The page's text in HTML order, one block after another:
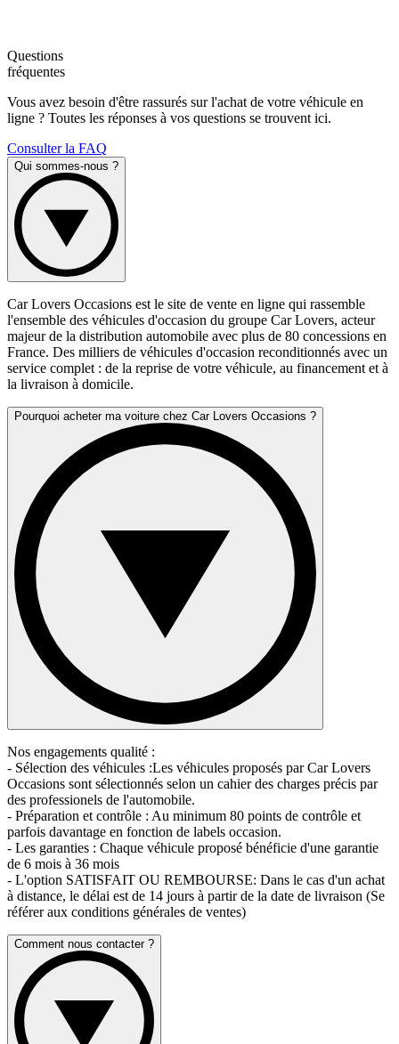
Questions
fréquentes
Vous avez besoin d'être rassurés sur l'achat de votre véhicule en
ligne ? Toutes les réponses à vos questions se trouvent ici.
Consulter la FAQ
Qui sommes-nous ?
Car Lovers Occasions est le site de vente en ligne qui rassemble
l'ensemble des véhicules d'occasion du groupe Car Lovers, acteur
majeur de la distribution automobile avec plus de 80 concessions en
France. Des milliers de véhicules d'occasion reconditionnés avec un
service complet : de la reprise de votre véhicule, au financement et à
la livraison à domicile.
Pourquoi acheter ma voiture chez Car Lovers Occasions ?
Nos engagements qualité :
- Sélection des véhicules :Les véhicules proposés par Car Lovers
Occasions sont sélectionnés selon un cahier des charges précis par
des professionels de l'automobile.
- Préparation et contrôle : Au minimum 80 points de contrôle et
parfois davantage en fonction de labels occasion.
- Les garanties : Chaque véhicule proposé bénéficie d'une garantie
de 6 mois à 36 mois
- L'option SATISFAIT OU REMBOURSE: Dans le cas d'un achat
à distance, le délai est de 14 jours à partir de la date de livraison (Se
référer aux conditions générales de ventes)
Comment nous contacter ?